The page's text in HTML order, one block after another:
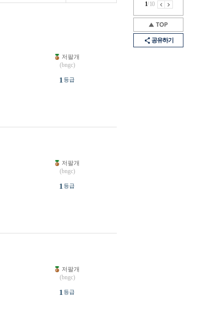
1/10
공유하기
저팔개
(bngc)
1 등급
저팔개
(bngc)
1 등급
저팔개
(bngc)
1 등급